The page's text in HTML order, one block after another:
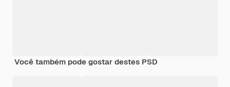
Você também pode gostar destes PSD